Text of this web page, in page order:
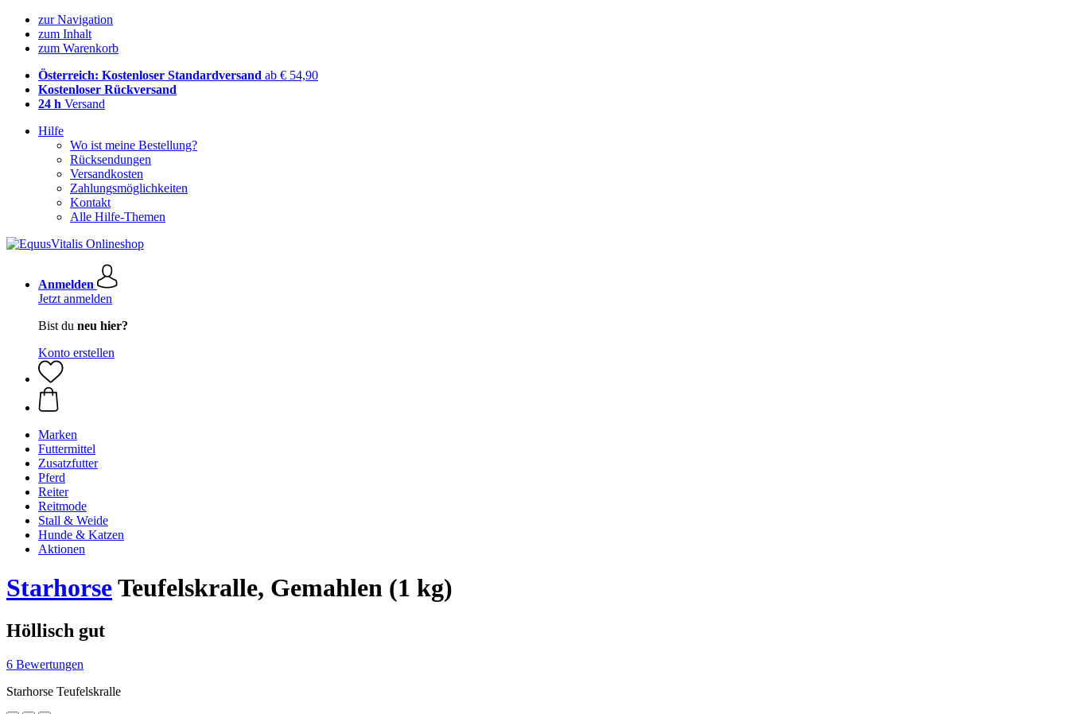
zur Navigation
zum Inhalt
zum Warenkorb
Österreich: Kostenloser Standardversand ab € 54,90
Kostenloser Rückversand
24 h Versand
Hilfe
Wo ist meine Bestellung?
Rücksendungen
Versandkosten
Zahlungsmöglichkeiten
Kontakt
Alle Hilfe-Themen
Anmelden
Jetzt anmelden
Bist du neu hier?
Konto erstellen
Marken
Futtermittel
Zusatzfutter
Pferd
Reiter
Reitmode
Stall & Weide
Hunde & Katzen
Aktionen
StarhorseTeufelskralle, Gemahlen (1 kg)
Höllisch gut
6 Bewertungen
Starhorse Teufelskralle